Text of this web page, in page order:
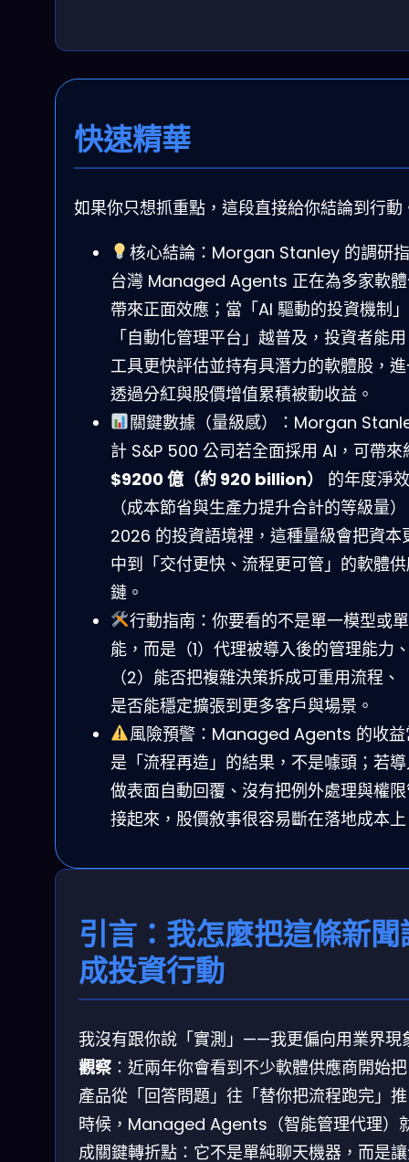
快速精華
如果你只想抓重點，這段直接給你結論到行動
核心結論：Morgan Stanley 的調研
台灣 Managed Agents 正在為多家軟
帶來正面效應；當「AI 驅動的投資機制
「自動化管理平台」越普及，投資者能
工具更快評估並持有具潛力的軟體股，
透過分紅與股價增值累積被動收益。
關鍵數據（量級感）：Morgan
計 S&P 500 公司若全面採用 AI，可帶來
$9200 億（約 920 billion）
的年度淨
（成本節省與生產力提升合計的等級量
2026 的投資語境裡，這種量級會把資本
中到「交付更快、流程更可管」的軟體
鏈。
行動指南：你要看的不是單一模型或
能，而是（1）代理被導入後的管理能力
（2）能否把複雜決策拆成可重用流程、
是否能穩定擴張到更多客戶與場景。
風險預警：Managed Agents 的收益
是「流程再造」的結果，不是噱頭；若
做表面自動回覆、沒有把例外處理與權
接起來，股價敘事很容易斷在落地成本
引言：我怎麼把這條新聞
成投資行動
我沒有跟你說「實測」——我更偏向用業界現
觀察 ：近兩年你會看到不少軟體供應商開始
產品從「回答問題」往「替你把流程跑完」
時候，Managed Agents（智能管理代理）
成關鍵轉折點：它不是單純聊天機器，而是